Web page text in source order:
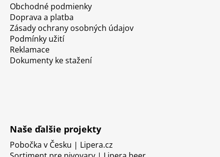
Obchodné podmienky
Doprava a platba
Zásady ochrany osobných údajov
Podmínky užití
Reklamace
Dokumenty ke stažení
Naše ďalšie projekty
Pobočka v Česku | Lipera.cz